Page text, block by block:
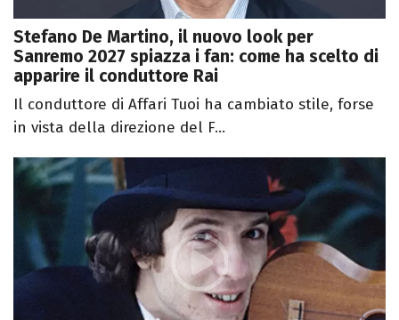
Stefano De Martino, il nuovo look per
Sanremo 2027 spiazza i fan: come ha scelto di
apparire il conduttore Rai
Il conduttore di Affari Tuoi ha cambiato stile, forse
in vista della direzione del F...